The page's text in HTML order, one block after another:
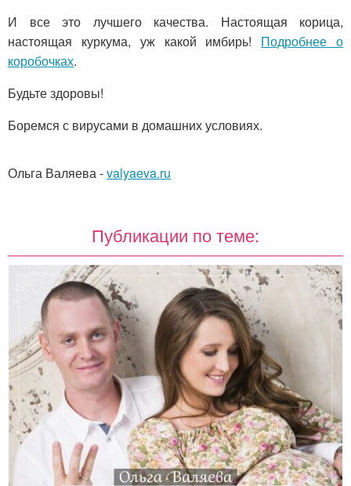
И все это лучшего качества. Настоящая корица,
настоящая куркума, уж какой имбирь! Подробнее о
коробочках.
Будьте здоровы!
Боремся с вирусами в домашних условиях.
Ольга Валяева-valyaeva.ru
Публикации по теме: